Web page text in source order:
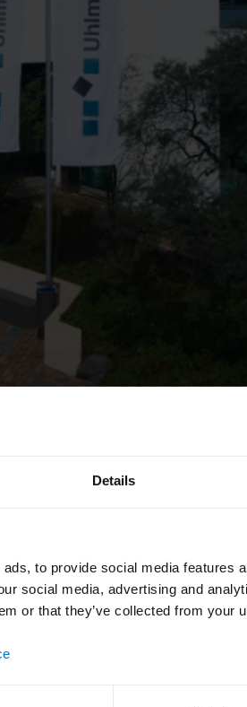
Details
to provide social media features
social media, advertising and
or that they’ve collected from your
Sie bitte unsere